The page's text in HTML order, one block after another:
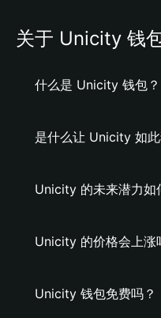
关于 Unicity 钱
什么是 Unicity 钱包？
是什么让 Unicity 如此
Unicity 的未来潜力如
Unicity 的价格会上涨
Unicity 钱包免费吗？